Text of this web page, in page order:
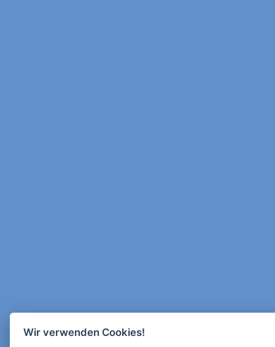
Wir verwenden Cookies!